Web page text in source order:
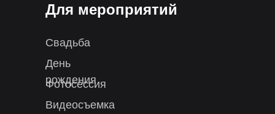
Для мероприятий
Свадьба
День
рождения
Фотосессия
Видеосъемка